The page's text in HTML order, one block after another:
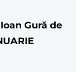
Gură de